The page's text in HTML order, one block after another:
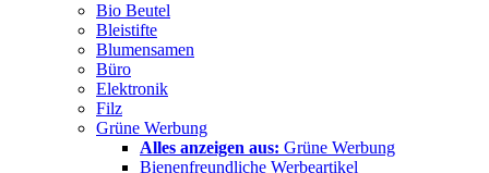
Bio Beutel
Bleistifte
Blumensamen
Büro
Elektronik
Filz
Grüne Werbung
Alles anzeigen aus: Grüne Werbung
Bienenfreundliche Werbeartikel